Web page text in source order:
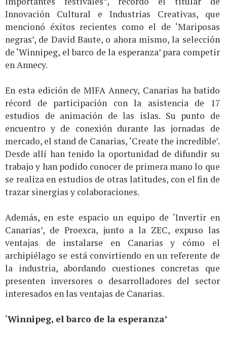
Innovación Cultural e Industrias Creativas, que
mencionó éxitos recientes como el de ‘Mariposas
negras’, de David Baute, o ahora mismo, la selección
de ‘Winnipeg, el barco de la esperanza’ para competir
en Annecy.
En esta edición de MIFA Annecy, Canarias ha batido
récord de participación con la asistencia de 17
estudios de animación de las islas. Su punto de
encuentro y de conexión durante las jornadas de
mercado, el stand de Canarias, ‘Create the incredible’.
Desde allí han tenido la oportunidad de difundir su
trabajo y han podido conocer de primera mano lo que
se realiza en estudios de otras latitudes, con el fin de
trazar sinergias y colaboraciones.
Además, en este espacio un equipo de ‘Invertir en
Canarias’, de Proexca, junto a la ZEC, expuso las
ventajas de instalarse en Canarias y cómo el
archipiélago se está convirtiendo en un referente de
la industria, abordando cuestiones concretas que
presenten inversores o desarrolladores del sector
interesados en las ventajas de Canarias.
‘Winnipeg, el barco de la esperanza’